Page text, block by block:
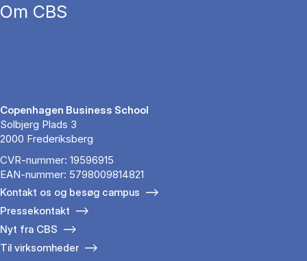
Om CBS
Copenhagen Business School
Solbjerg Plads 3
2000 Frederiksberg
CVR-nummer: 19596915
EAN-nummer: 5798009814821
Kontakt os og besøg campus
Pressekontakt
Nyt fra CBS
Til virksomheder